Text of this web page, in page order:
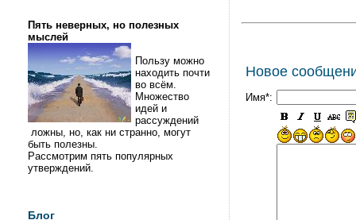
Пять неверных, но полезных
мыслей
Пользу можно
находить почти
во всём.
Множество
идей и
рассуждений
ложны, но, как ни странно, могут
быть полезны.
Рассмотрим пять популярных
утверждений.
Блог
Новое
Имя*: